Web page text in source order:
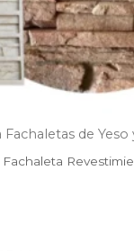
Fachaletas de